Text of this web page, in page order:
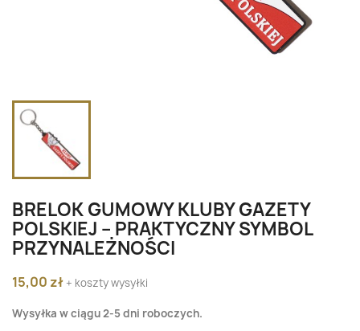
BRELOK GUMOWY KLUBY GAZETY
POLSKIEJ – PRAKTYCZNY SYMBOL
PRZYNALEŻNOŚCI
15,00 zł + koszty wysyłki
Wysyłka w ciągu 2-5 dni roboczych.